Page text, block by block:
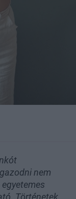
nem